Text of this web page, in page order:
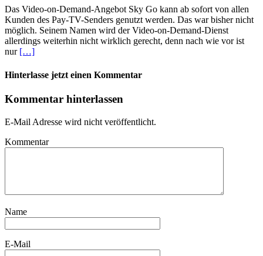
Das Video-on-Demand-Angebot Sky Go kann ab sofort von allen
Kunden des Pay-TV-Senders genutzt werden. Das war bisher nicht
möglich. Seinem Namen wird der Video-on-Demand-Dienst
allerdings weiterhin nicht wirklich gerecht, denn nach wie vor ist
nur […]
Hinterlasse jetzt einen Kommentar
Kommentar hinterlassen
E-Mail Adresse wird nicht veröffentlicht.
Kommentar
Name
E-Mail